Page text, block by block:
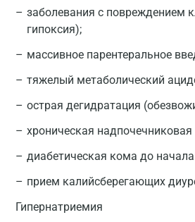
заболевания с повреждением
гипоксия);
массивное парентеральное
тяжелый метаболический
острая дегидратация
хроническая
диабетическая кома до
прием калийсберегающих
Гипернатриемия